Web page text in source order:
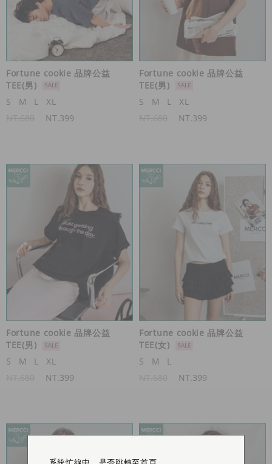
Fortune cookie 品牌公益
TEE(男)
S
M L
XL
NT.399
Fortune cookie 品牌公益
TEE(男)
S
M L
XL
NT.399
Fortune cookie 品牌公益
TEE(男)
S
M L
XL
NT.399
Fortune cookie 品牌公益
TEE(女)
S
M
L
NT.399